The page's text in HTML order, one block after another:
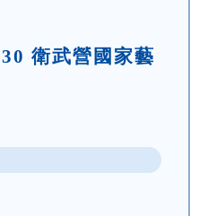
衛武營國家藝